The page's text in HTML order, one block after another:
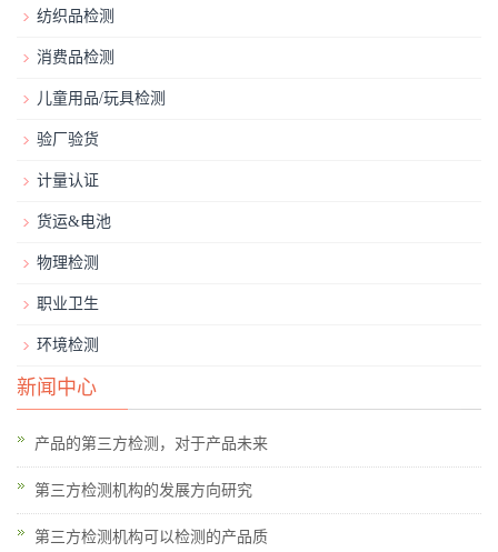
纺织品检测
消费品检测
儿童用品/玩具检测
验厂验货
计量认证
货运&电池
物理检测
职业卫生
环境检测
新闻中心
产品的第三方检测，对于产品未来
第三方检测机构的发展方向研究
第三方检测机构可以检测的产品质